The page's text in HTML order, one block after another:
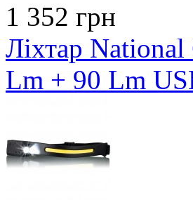
1 352 грн
Ліхтар
Lm + 90 Lm